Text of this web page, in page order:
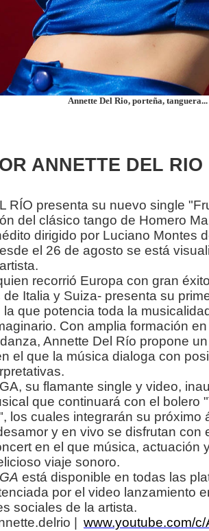
Annette Del Rio, porteña, tanguera...
ANNETTE DEL
RÍO presenta su nuevo single
del clásico tango de Homero
dirigido por Luciano Montes
el 26 de agosto se está
recorrió Europa con gran
de Italia y Suiza- presenta su
que potencia toda la
Con amplia formación
Annette Del Río propone
el que la música dialoga con
su flamante single y video,
que continuará con el bolero
los cuales integrarán su próximo
y en vivo se disfrutan con
en el que música, actuación
viaje sonoro.
está disponible en todas las
por el video lanzamiento
sociales de la artista.
|
www.youtube.com/